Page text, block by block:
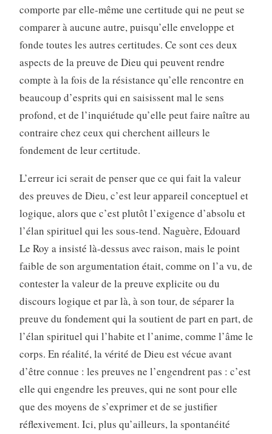
comporte par elle-même une certitude qui ne peut se
comparer à aucune autre, puisqu’elle enveloppe et
fonde toutes les autres certitudes. Ce sont ces deux
aspects de la preuve de Dieu qui peuvent rendre
compte à la fois de la résistance qu’elle rencontre en
beaucoup d’esprits qui en saisissent mal le sens
profond, et de l’inquiétude qu’elle peut faire naître au
contraire chez ceux qui cherchent ailleurs le
fondement de leur certitude.
L’erreur ici serait de penser que ce qui fait la valeur
des preuves de Dieu, c’est leur appareil conceptuel et
logique, alors que c’est plutôt l’exigence d’absolu et
l’élan spirituel qui les sous-tend. Naguère, Edouard
Le Roy a insisté là-dessus avec raison, mais le point
faible de son argumentation était, comme on l’a vu, de
contester la valeur de la preuve explicite ou du
discours logique et par là, à son tour, de séparer la
preuve du fondement qui la soutient de part en part, de
l’élan spirituel qui l’habite et l’anime, comme l’âme le
corps. En réalité, la vérité de Dieu est vécue avant
d’être connue : les preuves ne l’engendrent pas : c’est
elle qui engendre les preuves, qui ne sont pour elle
que des moyens de s’exprimer et de se justifier
réflexivement. Ici, plus qu’ailleurs, la spontanéité